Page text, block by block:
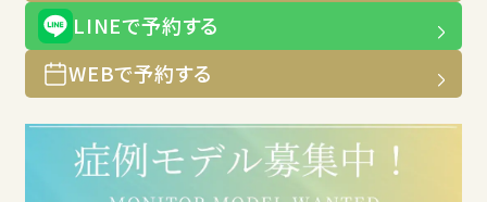
LINEで予約する
WEBで予約する